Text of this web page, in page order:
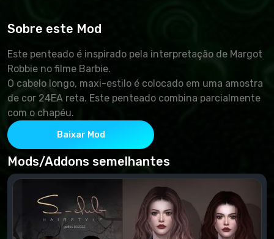
Sobre este Mod
Este penteado é inspirado pela interpretação de Margot
Robbie no filme Barbie.
O cabelo longo, maxi-estilo é colocado em uma amostra
de cor 24EA reta. Este penteado combina parcialmente
com o chapéu.
Baixar Mod
Mods/Addons semelhantes